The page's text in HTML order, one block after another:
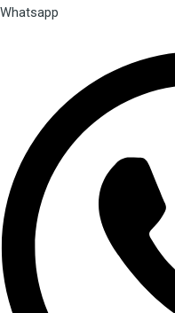
Whatsapp